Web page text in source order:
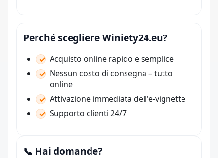
Perché scegliere Winiety24.eu?
Acquisto online rapido e semplice
Nessun costo di consegna – tutto
online
Attivazione immediata dell'e-vignette
Supporto clienti 24/7
📞 Hai domande?